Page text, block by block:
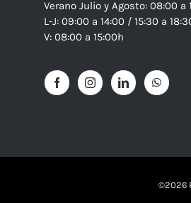
Verano Julio y Agosto: 08:00 a
L-J: 09:00 a 14:00 / 15:30 a
V: 08:00 a 15:00h
©2026